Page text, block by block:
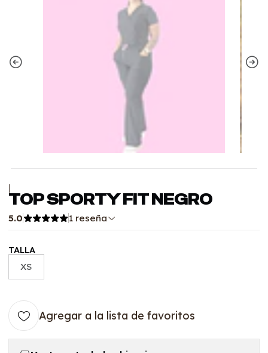
|
TOP SPORTY FIT NEGRO
5.0 1 reseña
TALLA
XS
Agregar a la lista de favoritos